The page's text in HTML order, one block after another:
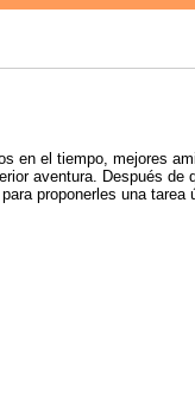
en el tiempo, mejores
aventura. Después de
proponerles una tarea